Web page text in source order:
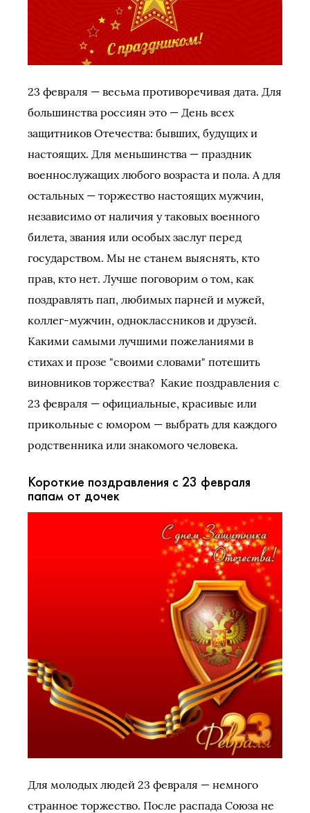
23 февраля — весьма противоречивая дата. Для
большинства россиян это — День всех
защитников Отечества: бывших, будущих и
настоящих. Для меньшинства — праздник
военнослужащих любого возраста и пола. А для
остальных — торжество настоящих мужчин,
независимо от наличия у таковых военного
билета, звания или особых заслуг перед
государством. Мы не станем выяснять, кто
прав, кто нет. Лучше поговорим о том, как
поздравлять пап, любимых парней и мужей,
коллег-мужчин, одноклассников и друзей.
Какими самыми лучшими пожеланиями в
стихах и прозе "своими словами" потешить
виновников торжества? Какие поздравления с
23 февраля — официальные, красивые или
прикольные с юмором — выбрать для каждого
родственника или знакомого человека.
Короткие поздравления с 23 февраля
папам от дочек
Для молодых людей 23 февраля — немного
странное торжество. После распада Союза не